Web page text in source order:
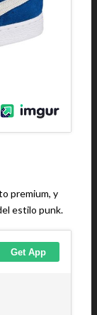
premium, y
estilo punk.